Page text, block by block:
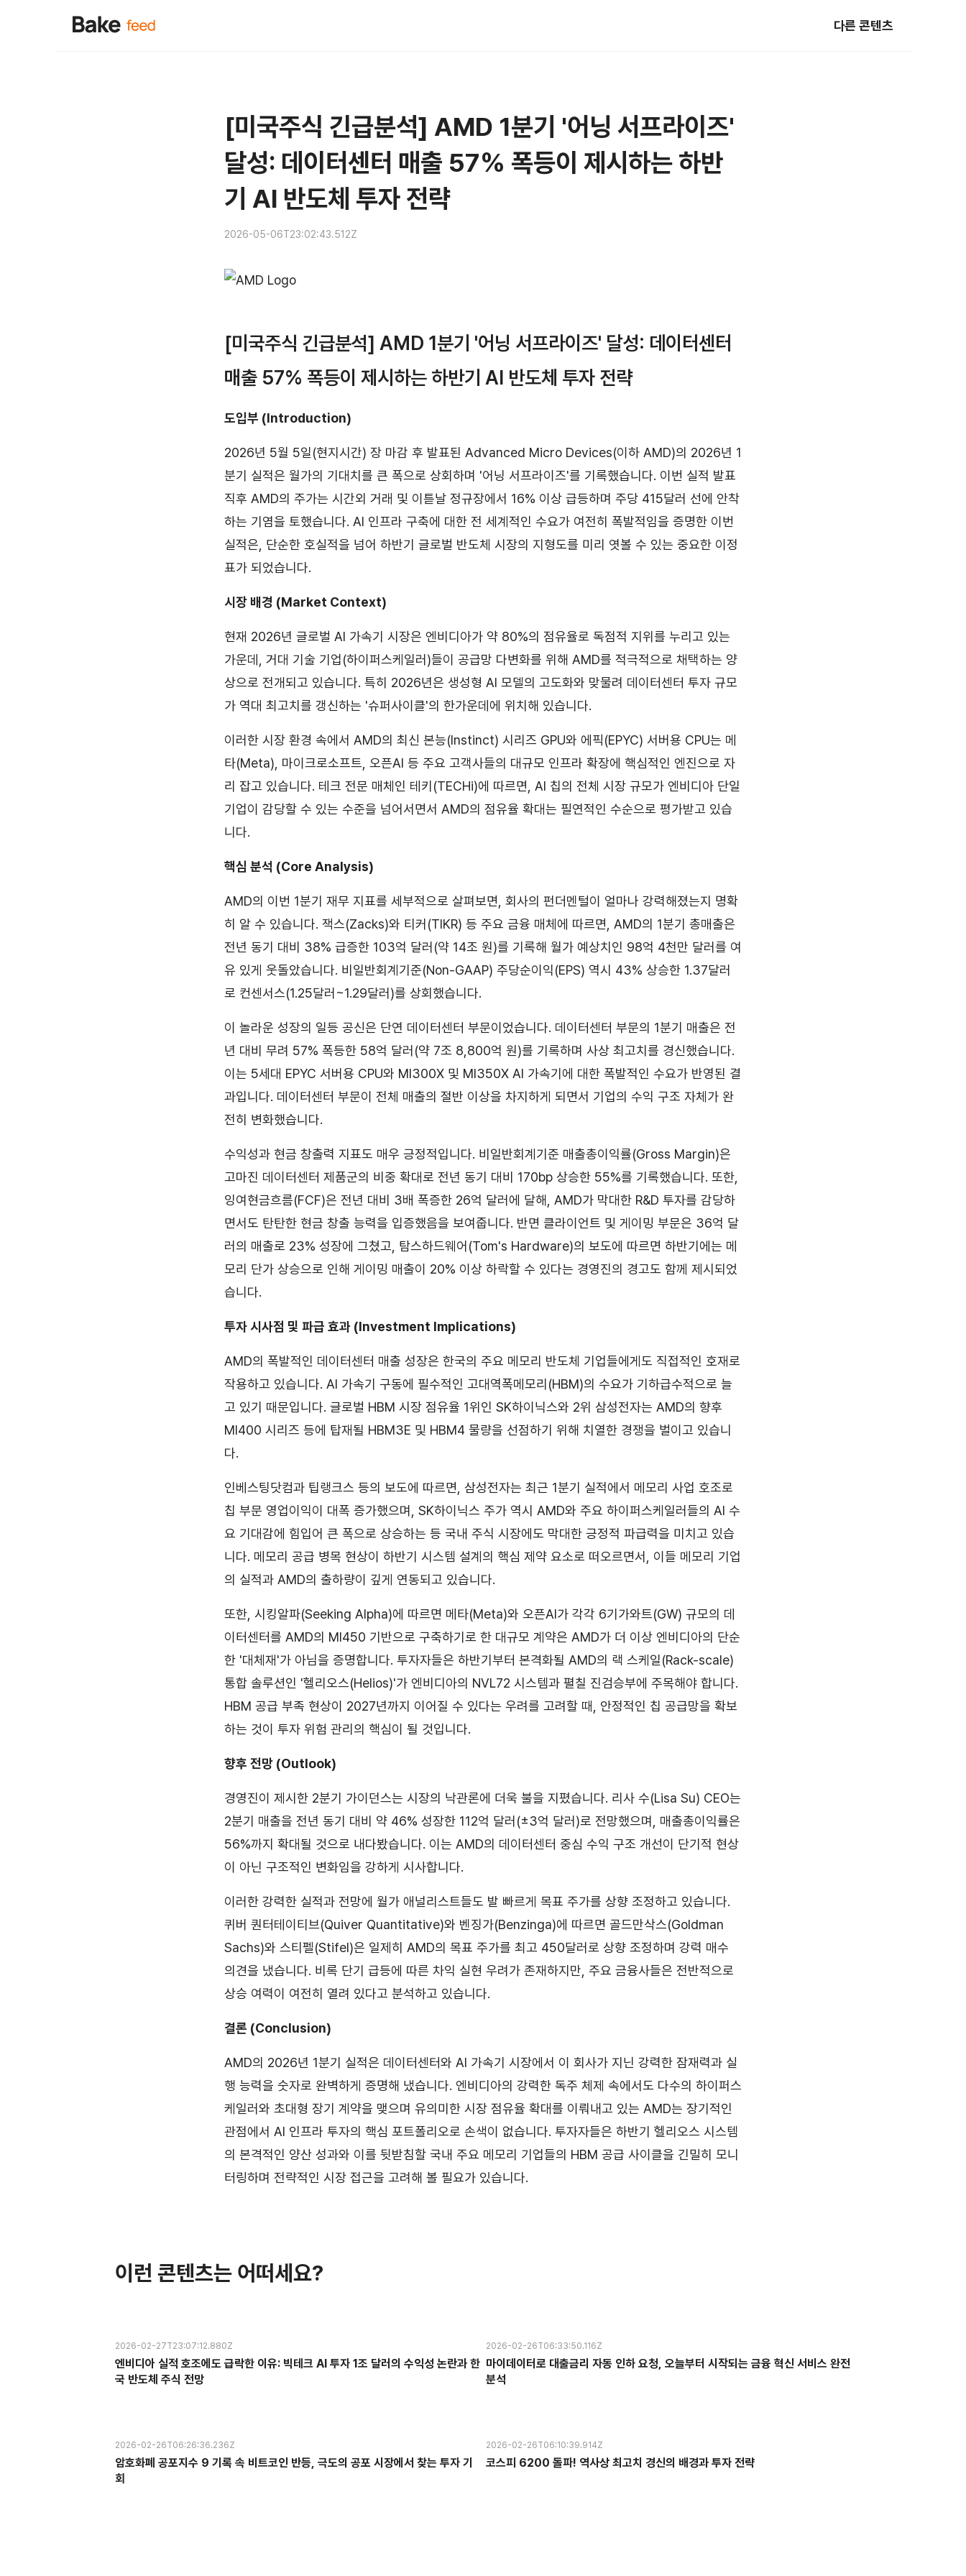
다른 콘텐츠
[미국주식 긴급분석] AMD 1분기 '어닝 서프라이즈'
달성: 데이터센터 매출 57% 폭등이 제시하는 하반
기 AI 반도체 투자 전략
2026-05-06T23:02:43.512Z
[미국주식 긴급분석] AMD 1분기 '어닝 서프라이즈' 달성: 데이터센터
매출 57% 폭등이 제시하는 하반기 AI 반도체 투자 전략
도입부 (Introduction)
2026년 5월 5일(현지시간) 장 마감 후 발표된 Advanced Micro Devices(이하 AMD)의 2026년 1
분기 실적은 월가의 기대치를 큰 폭으로 상회하며 '어닝 서프라이즈'를 기록했습니다. 이번 실적 발표
직후 AMD의 주가는 시간외 거래 및 이튿날 정규장에서 16% 이상 급등하며 주당 415달러 선에 안착
하는 기염을 토했습니다. AI 인프라 구축에 대한 전 세계적인 수요가 여전히 폭발적임을 증명한 이번
실적은, 단순한 호실적을 넘어 하반기 글로벌 반도체 시장의 지형도를 미리 엿볼 수 있는 중요한 이정
표가 되었습니다.
시장 배경 (Market Context)
현재 2026년 글로벌 AI 가속기 시장은 엔비디아가 약 80%의 점유율로 독점적 지위를 누리고 있는
가운데, 거대 기술 기업(하이퍼스케일러)들이 공급망 다변화를 위해 AMD를 적극적으로 채택하는 양
상으로 전개되고 있습니다. 특히 2026년은 생성형 AI 모델의 고도화와 맞물려 데이터센터 투자 규모
가 역대 최고치를 갱신하는 '슈퍼사이클'의 한가운데에 위치해 있습니다.
이러한 시장 환경 속에서 AMD의 최신 본능(Instinct) 시리즈 GPU와 에픽(EPYC) 서버용 CPU는 메
타(Meta), 마이크로소프트, 오픈AI 등 주요 고객사들의 대규모 인프라 확장에 핵심적인 엔진으로 자
리 잡고 있습니다. 테크 전문 매체인 테키(TECHi)에 따르면, AI 칩의 전체 시장 규모가 엔비디아 단일
기업이 감당할 수 있는 수준을 넘어서면서 AMD의 점유율 확대는 필연적인 수순으로 평가받고 있습
니다.
핵심 분석 (Core Analysis)
AMD의 이번 1분기 재무 지표를 세부적으로 살펴보면, 회사의 펀더멘털이 얼마나 강력해졌는지 명확
히 알 수 있습니다. 잭스(Zacks)와 티커(TIKR) 등 주요 금융 매체에 따르면, AMD의 1분기 총매출은
전년 동기 대비 38% 급증한 103억 달러(약 14조 원)를 기록해 월가 예상치인 98억 4천만 달러를 여
유 있게 웃돌았습니다. 비일반회계기준(Non-GAAP) 주당순이익(EPS) 역시 43% 상승한 1.37달러
로 컨센서스(1.25달러~1.29달러)를 상회했습니다.
이 놀라운 성장의 일등 공신은 단연 데이터센터 부문이었습니다. 데이터센터 부문의 1분기 매출은 전
년 대비 무려 57% 폭등한 58억 달러(약 7조 8,800억 원)를 기록하며 사상 최고치를 경신했습니다.
이는 5세대 EPYC 서버용 CPU와 MI300X 및 MI350X AI 가속기에 대한 폭발적인 수요가 반영된 결
과입니다. 데이터센터 부문이 전체 매출의 절반 이상을 차지하게 되면서 기업의 수익 구조 자체가 완
전히 변화했습니다.
수익성과 현금 창출력 지표도 매우 긍정적입니다. 비일반회계기준 매출총이익률(Gross Margin)은
고마진 데이터센터 제품군의 비중 확대로 전년 동기 대비 170bp 상승한 55%를 기록했습니다. 또한,
잉여현금흐름(FCF)은 전년 대비 3배 폭증한 26억 달러에 달해, AMD가 막대한 R&D 투자를 감당하
면서도 탄탄한 현금 창출 능력을 입증했음을 보여줍니다. 반면 클라이언트 및 게이밍 부문은 36억 달
러의 매출로 23% 성장에 그쳤고, 탐스하드웨어(Tom's Hardware)의 보도에 따르면 하반기에는 메
모리 단가 상승으로 인해 게이밍 매출이 20% 이상 하락할 수 있다는 경영진의 경고도 함께 제시되었
습니다.
투자 시사점 및 파급 효과 (Investment Implications)
AMD의 폭발적인 데이터센터 매출 성장은 한국의 주요 메모리 반도체 기업들에게도 직접적인 호재로
작용하고 있습니다. AI 가속기 구동에 필수적인 고대역폭메모리(HBM)의 수요가 기하급수적으로 늘
고 있기 때문입니다. 글로벌 HBM 시장 점유율 1위인 SK하이닉스와 2위 삼성전자는 AMD의 향후
MI400 시리즈 등에 탑재될 HBM3E 및 HBM4 물량을 선점하기 위해 치열한 경쟁을 벌이고 있습니
다.
인베스팅닷컴과 팁랭크스 등의 보도에 따르면, 삼성전자는 최근 1분기 실적에서 메모리 사업 호조로
칩 부문 영업이익이 대폭 증가했으며, SK하이닉스 주가 역시 AMD와 주요 하이퍼스케일러들의 AI 수
요 기대감에 힘입어 큰 폭으로 상승하는 등 국내 주식 시장에도 막대한 긍정적 파급력을 미치고 있습
니다. 메모리 공급 병목 현상이 하반기 시스템 설계의 핵심 제약 요소로 떠오르면서, 이들 메모리 기업
의 실적과 AMD의 출하량이 깊게 연동되고 있습니다.
또한, 시킹알파(Seeking Alpha)에 따르면 메타(Meta)와 오픈AI가 각각 6기가와트(GW) 규모의 데
이터센터를 AMD의 MI450 기반으로 구축하기로 한 대규모 계약은 AMD가 더 이상 엔비디아의 단순
한 '대체재'가 아님을 증명합니다. 투자자들은 하반기부터 본격화될 AMD의 랙 스케일(Rack-scale)
통합 솔루션인 '헬리오스(Helios)'가 엔비디아의 NVL72 시스템과 펼칠 진검승부에 주목해야 합니다.
HBM 공급 부족 현상이 2027년까지 이어질 수 있다는 우려를 고려할 때, 안정적인 칩 공급망을 확보
하는 것이 투자 위험 관리의 핵심이 될 것입니다.
향후 전망 (Outlook)
경영진이 제시한 2분기 가이던스는 시장의 낙관론에 더욱 불을 지폈습니다. 리사 수(Lisa Su) CEO는
2분기 매출을 전년 동기 대비 약 46% 성장한 112억 달러(±3억 달러)로 전망했으며, 매출총이익률은
56%까지 확대될 것으로 내다봤습니다. 이는 AMD의 데이터센터 중심 수익 구조 개선이 단기적 현상
이 아닌 구조적인 변화임을 강하게 시사합니다.
이러한 강력한 실적과 전망에 월가 애널리스트들도 발 빠르게 목표 주가를 상향 조정하고 있습니다.
퀴버 퀀터테이티브(Quiver Quantitative)와 벤징가(Benzinga)에 따르면 골드만삭스(Goldman
Sachs)와 스티펠(Stifel)은 일제히 AMD의 목표 주가를 최고 450달러로 상향 조정하며 강력 매수
의견을 냈습니다. 비록 단기 급등에 따른 차익 실현 우려가 존재하지만, 주요 금융사들은 전반적으로
상승 여력이 여전히 열려 있다고 분석하고 있습니다.
결론 (Conclusion)
AMD의 2026년 1분기 실적은 데이터센터와 AI 가속기 시장에서 이 회사가 지닌 강력한 잠재력과 실
행 능력을 숫자로 완벽하게 증명해 냈습니다. 엔비디아의 강력한 독주 체제 속에서도 다수의 하이퍼스
케일러와 초대형 장기 계약을 맺으며 유의미한 시장 점유율 확대를 이뤄내고 있는 AMD는 장기적인
관점에서 AI 인프라 투자의 핵심 포트폴리오로 손색이 없습니다. 투자자들은 하반기 헬리오스 시스템
의 본격적인 양산 성과와 이를 뒷받침할 국내 주요 메모리 기업들의 HBM 공급 사이클을 긴밀히 모니
터링하며 전략적인 시장 접근을 고려해 볼 필요가 있습니다.
이런 콘텐츠는 어떠세요?
2026-02-27T23:07:12.880Z
엔비디아 실적 호조에도 급락한 이유: 빅테크 AI 투자 1조 달러의 수익성 논란과 한
국 반도체 주식 전망
2026-02-26T06:33:50.116Z
마이데이터로 대출금리 자동 인하 요청, 오늘부터 시작되는 금융 혁신 서비스 완전
분석
2026-02-26T06:26:36.236Z
암호화폐 공포지수 9 기록 속 비트코인 반등, 극도의 공포 시장에서 찾는 투자 기
회
2026-02-26T06:10:39.914Z
코스피 6200 돌파! 역사상 최고치 경신의 배경과 투자 전략